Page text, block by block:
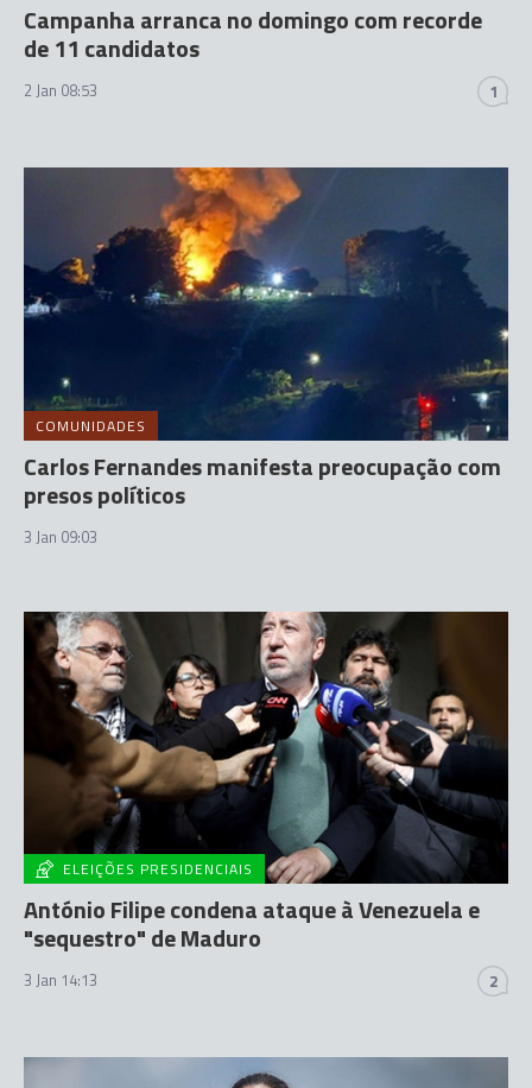
Campanha arranca no domingo com recorde
de 11 candidatos
2 Jan 08:53 1
COMUNIDADES
Carlos Fernandes manifesta preocupação com
presos políticos
3 Jan 09:03
ELEIÇÕES PRESIDENCIAIS
António Filipe condena ataque à Venezuela e
"sequestro" de Maduro
3 Jan 14:13 2